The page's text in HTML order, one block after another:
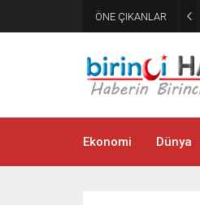
ÖNE ÇIKANLAR
Ekonomi Dünya